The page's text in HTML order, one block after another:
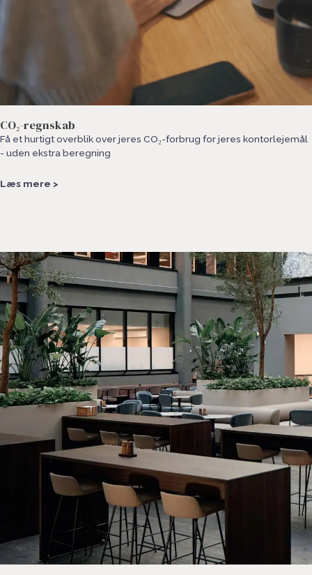
CO₂-regnskab
Få et hurtigt overblik over jeres CO₂-forbrug for jeres kontorlejemål
- uden ekstra beregning
Læs mere >